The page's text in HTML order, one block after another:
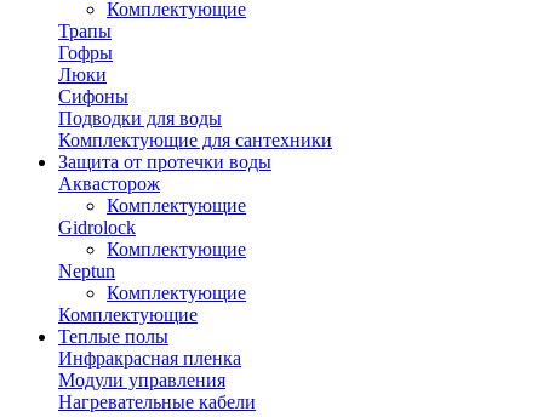
Комплектующие
Трапы
Гофры
Люки
Сифоны
Подводки для воды
Комплектующие для сантехники
Защита от протечки воды
Аквасторож
Комплектующие
Gidrolock
Комплектующие
Neptun
Комплектующие
Комплектующие
Теплые полы
Инфракрасная пленка
Модули управления
Нагревательные кабели